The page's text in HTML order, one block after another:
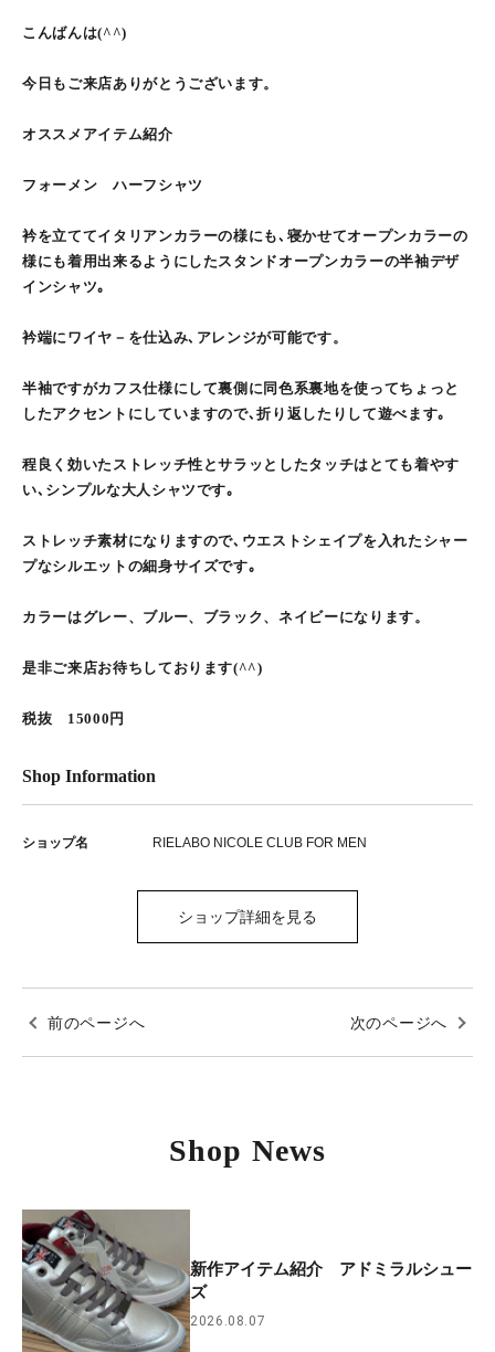
こんばんは(^^)
今日もご来店ありがとうございます。
オススメアイテム紹介
フォーメン ハーフシャツ
衿を立ててイタリアンカラーの様にも､寝かせてオープンカラーの
様にも着用出来るようにしたスタンドオープンカラーの半袖デザ
インシャツ｡
衿端にワイヤ－を仕込み､アレンジが可能です。
半袖ですがカフス仕様にして裏側に同色系裏地を使ってちょっと
したアクセントにしていますので､折り返したりして遊べます｡
程良く効いたストレッチ性とサラッとしたタッチはとても着やす
い､シンプルな大人シャツです｡
ストレッチ素材になりますので､ウエストシェイプを入れたシャー
プなシルエットの細身サイズです｡
カラーはグレー、ブルー、ブラック、ネイビーになります。
是非ご来店お待ちしております(^^)
税抜 15000円
Shop Information
ショップ名 RIELABO NICOLE CLUB FOR MEN
ショップ詳細を見る
前のページへ 次のページへ
Shop News
新作アイテム紹介 アドミラルシュー
ズ
2026.08.07